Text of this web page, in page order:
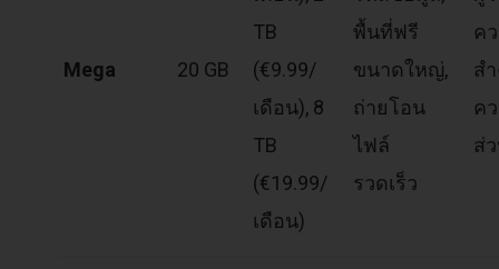
Mega 20 GB
TB
(€9.99/
เดือน), 8
TB
(€19.99/
เดือน)
พื้นที่ฟรี
ขนาดใหญ่,
ถ่ายโอน
ไฟล์
รวดเร็ว
ค
ส
ค
ส่